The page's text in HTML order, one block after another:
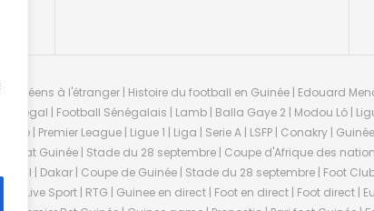
à l'étranger | Histoire du football en Guinée | Edouard
| Football Sénégalais | Lamb | Balla Gaye 2 | Modou Lô |
| Premier League | Ligue 1 | Liga | Serie A | LSFP | Conakry |
Guinée | Stade du 28 septembre | Coupe d'Afrique des
| Dakar | Coupe de Guinée | Stade du 28 septembre | Foot
| Live Sport | RTG | Guinee en direct | Foot en direct | Foot direct